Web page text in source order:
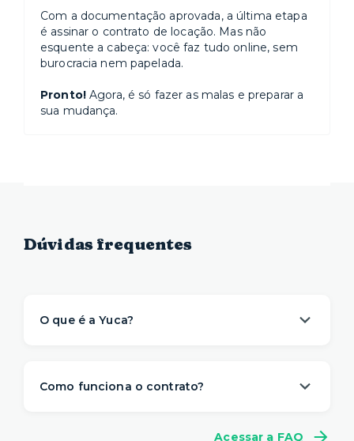
Com a documentação aprovada, a última etapa
é assinar o contrato de locação. Mas não
esquente a cabeça: você faz tudo online, sem
burocracia nem papelada.
Pronto!Agora, é só fazer as malas e preparar a
sua mudança.
Dúvidas frequentes
O que é a Yuca?
morar . Nós descomplicamos o aluguel para
– e isso começa antes
Como funciona o contrato?
Acessar a FAQ